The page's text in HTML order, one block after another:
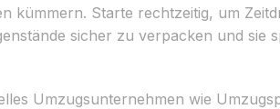
kümmern. Starte rechtzeitig, um
sicher zu verpacken und sie
Umzugsunternehmen wie